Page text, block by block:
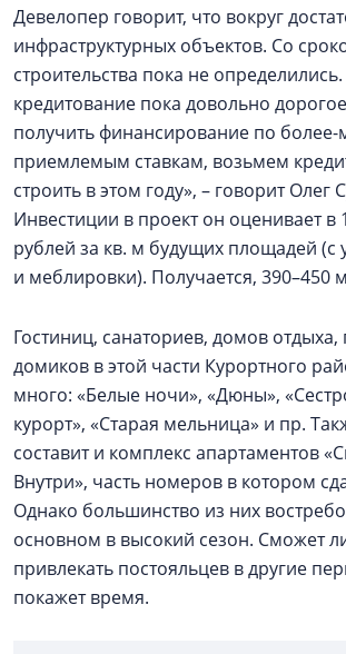
Девелопер говорит, что вокруг
инфраструктурных объектов. Со
строительства пока не
кредитование пока довольно
получить финансирование по более-
приемлемым ставкам, возьмем
строить в этом году», – говорит Олег
Инвестиции в проект он оценивает в
рублей за кв. м будущих площадей (с
и меблировки). Получается, 390–450
Гостиниц, санаториев, домов отдыха,
домиков в этой части Курортного
много: «Белые ночи», «Дюны»,
курорт», «Старая мельница» и пр.
составит и комплекс апартаментов
Внутри», часть номеров в котором
Однако большинство из них
основном в высокий сезон. Сможет
привлекать постояльцев в другие
покажет время.